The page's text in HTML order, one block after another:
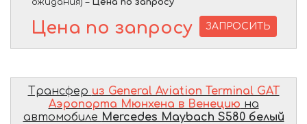
Цена по запросу ЗАПРОСИТЬ
Трансфер из General Aviation Terminal GAT
Аэропорта Мюнхена в Венецию на
автомобиле Mercedes Maybach S580 белый